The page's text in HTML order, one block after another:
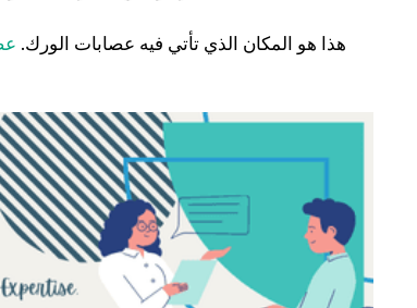
هذا هو المكان الذي تأتي فيه عصابات الورك.